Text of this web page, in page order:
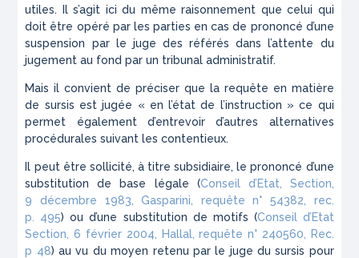
utiles. Il s’agit ici du même raisonnement que celui qui
doit être opéré par les parties en cas de prononcé d’une
suspension par le juge des référés dans l’attente du
jugement au fond par un tribunal administratif.
Mais il convient de préciser que la requête en matière
de sursis est jugée « en l’état de l’instruction » ce qui
permet également d’entrevoir d’autres alternatives
procédurales suivant les contentieux.
Il peut être sollicité, à titre subsidiaire, le prononcé d’une
substitution de base légale (Conseil d’Etat, Section,
9 décembre 1983, Gasparini, requête n° 54382, rec.
p. 495) ou d’une substitution de motifs (Conseil d’Etat
Section, 6 février 2004, Hallal, requête n° 240560, Rec.
p 48) au vu du moyen retenu par le juge du sursis pour